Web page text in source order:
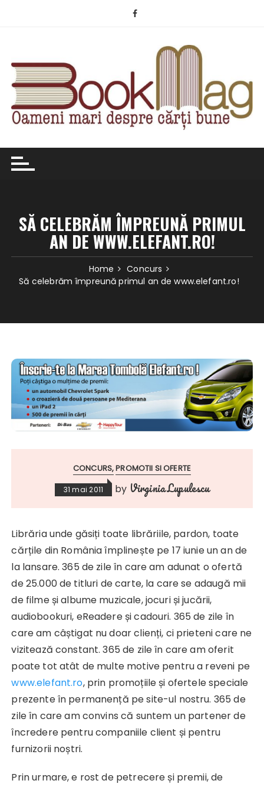
SĂ CELEBRĂM ÎMPREUNĂ PRIMUL
AN DE WWW.ELEFANT.RO!
Home
Concurs
Să celebrăm împreună primul an de www.elefant.ro!
CONCURS PROMOTII SI OFERTE
31 mai 2011 by Virginia Lupulescu
Librăria unde găsiți toate librăriile, pardon, toate
cărțile din România împlinește pe 17 iunie un an de
la lansare. 365 de zile în care am adunat o ofertă
de 25.000 de titluri de carte, la care se adaugă mii
de filme și albume muzicale, jocuri și jucării,
audiobookuri, eReadere și cadouri. 365 de zile în
care am câștigat nu doar clienți, ci prieteni care ne
vizitează constant. 365 de zile în care am oferit
poate tot atât de multe motive pentru a reveni pe
www.elefant.ro, prin promoțiile și ofertele speciale
prezente în permanență pe site-ul nostru. 365 de
zile în care am convins că suntem un partener de
încredere pentru companiile client și pentru
furnizorii noștri.
Prin urmare, e rost de petrecere și premii, de